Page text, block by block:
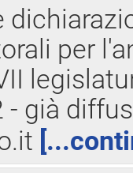
per
- già